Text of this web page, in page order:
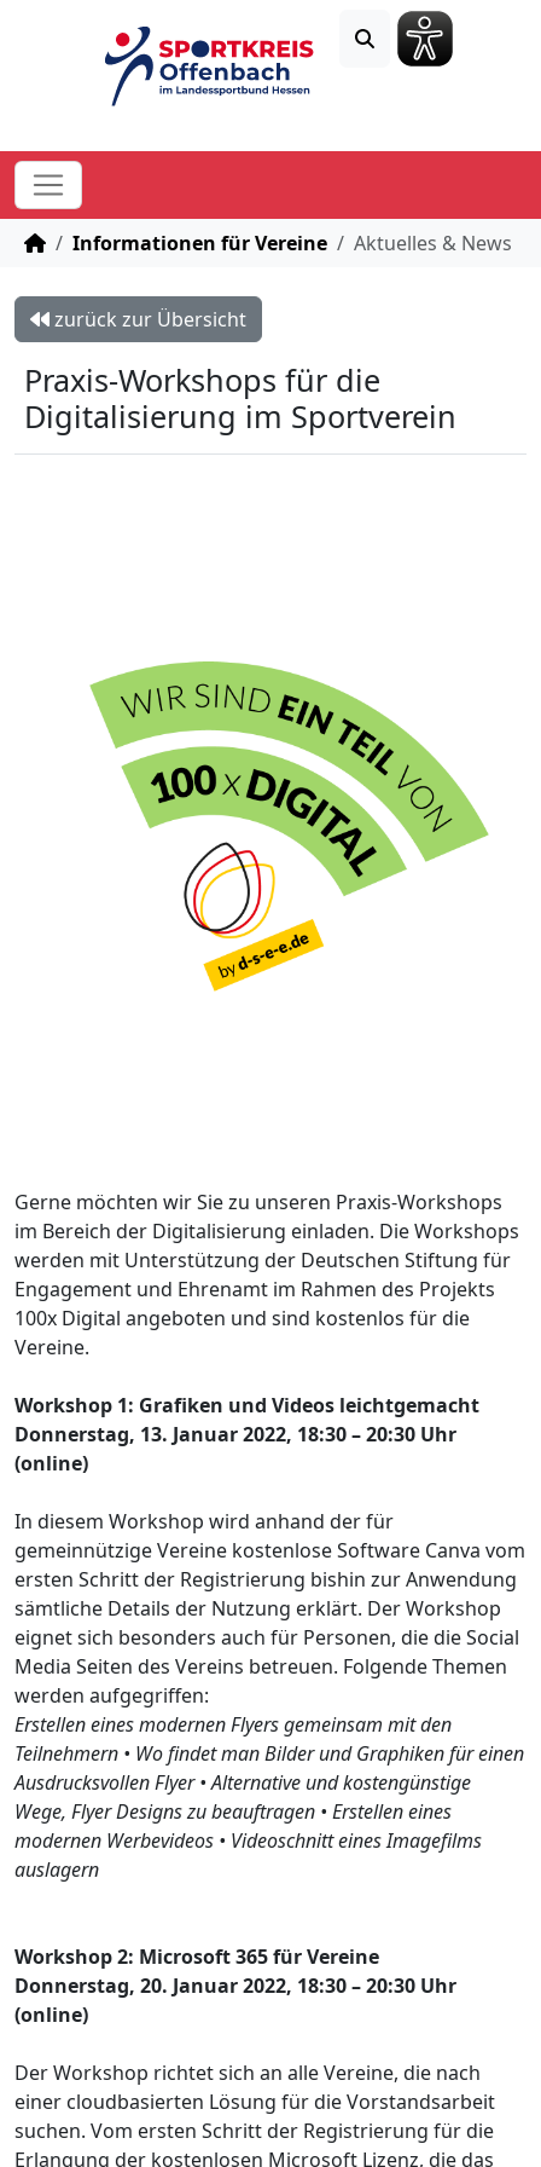
STARTSEITE
Informationen für Vereine Aktuelles & News
zurück zur Übersicht
Praxis-Workshops für die
Digitalisierung im Sportverein
Gerne möchten wir Sie zu unseren Praxis-Workshops
im Bereich der Digitalisierung einladen. Die Workshops
werden mit Unterstützung der Deutschen Stiftung für
Engagement und Ehrenamt im Rahmen des Projekts
100x Digital angeboten und sind kostenlos für die
Vereine.
Workshop 1: Grafiken und Videos leichtgemacht
Donnerstag, 13. Januar 2022, 18:30 – 20:30 Uhr
(online)
In diesem Workshop wird anhand der für
gemeinnützige Vereine kostenlose Software Canva vom
ersten Schritt der Registrierung bishin zur Anwendung
sämtliche Details der Nutzung erklärt. Der Workshop
eignet sich besonders auch für Personen, die die Social
Media Seiten des Vereins betreuen. Folgende Themen
werden aufgegriffen:
Erstellen eines modernen Flyers gemeinsam mit den
Teilnehmern • Wo findet man Bilder und Graphiken für einen
Ausdrucksvollen Flyer • Alternative und kostengünstige
Wege, Flyer Designs zu beauftragen • Erstellen eines
modernen Werbevideos • Videoschnitt eines Imagefilms
auslagern
Workshop 2: Microsoft 365 für Vereine
Donnerstag, 20. Januar 2022, 18:30 – 20:30 Uhr
(online)
Der Workshop richtet sich an alle Vereine, die nach
einer cloudbasierten Lösung für die Vorstandsarbeit
suchen. Vom ersten Schritt der Registrierung für die
Erlangung der kostenlosen Microsoft Lizenz, die das